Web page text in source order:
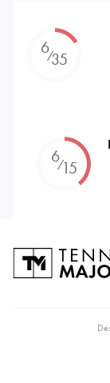
6⁄35
6⁄15